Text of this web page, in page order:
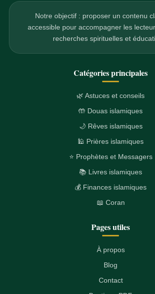
Notre objectif : proposer un contenu
accessible pour accompagner les
recherches spirituelles et
Catégories principales
🌿 Astuces et conseils
🤲 Douas islamiques
🌙 Rêves islamiques
🕌 Prières islamiques
⭐ Prophètes et Messagers
📚 Livres islamiques
💰 Finances islamiques
📖 Coran
Pages utiles
À propos
Blog
Contact